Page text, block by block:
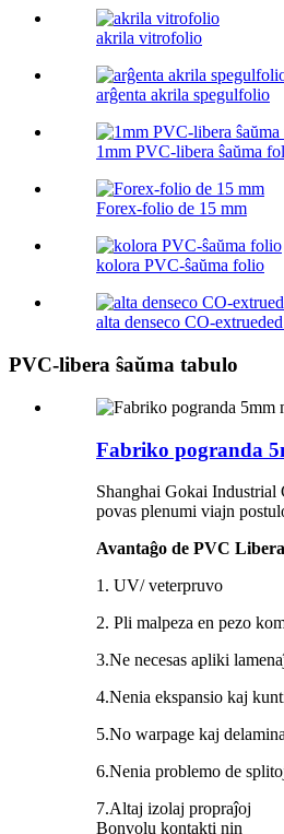
akrila vitrofolio
arĝenta akrila spegulfolio
1mm PVC-libera ŝaŭma
Forex-folio de 15 mm
kolora PVC-ŝaŭma folio
alta denseco CO-
PVC-libera ŝaŭma tabulo
Fabriko pogranda
Shanghai Gokai Industrial
povas plenumi viajn
Avantaĝo de PVC
1. UV/ veterpruvo
2. Pli malpeza en pezo
3.Ne necesas apliki
4.Nenia ekspansio kaj
5.No warpage kaj
6.Nenia problemo de
7.Altaj izolaj propraĵoj
Bonvolu kontakti nin